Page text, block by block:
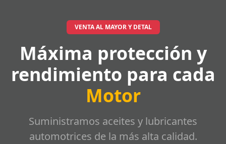
VENTA AL MAYOR Y DETAL
Máxima protección y
rendimiento para cada
Motor
Suministramos aceites y lubricantes
automotrices de la más alta calidad.